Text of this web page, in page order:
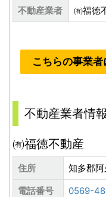
不動産業者
㈲福徳
こちらの事業
不動産業者情報
㈲福徳不動産
住所
知多郡
電話番号
0569-